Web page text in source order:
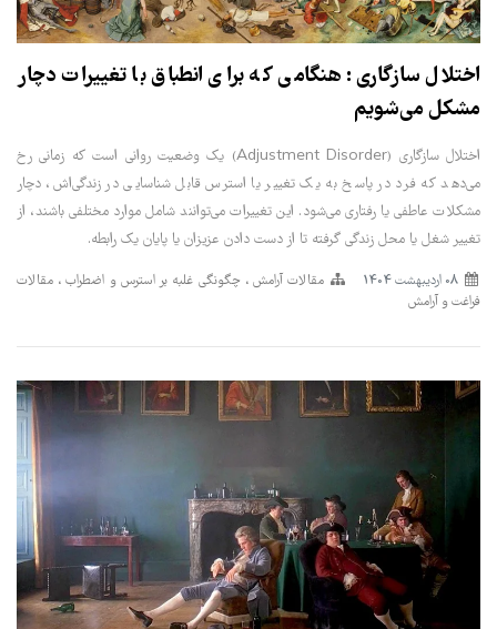
اختلال سازگاری: هنگامی که برای انطباق با تغییرات دچار
مشکل می‌شویم
اختلال سازگاری (Adjustment Disorder) یک وضعیت روانی است که زمانی رخ
می‌دهد که فرد در پاسخ به یک تغییر یا استرس قابل شناسایی در زندگی‌اش، دچار
مشکلات عاطفی یا رفتاری می‌شود. این تغییرات می‌توانند شامل موارد مختلفی باشند، از
تغییر شغل یا محل زندگی گرفته تا از دست دادن عزیزان یا پایان یک رابطه.
مقالات آرامش چگونگی غلبه بر استرس و اضطراب
مقالات
فراغت و آرامش